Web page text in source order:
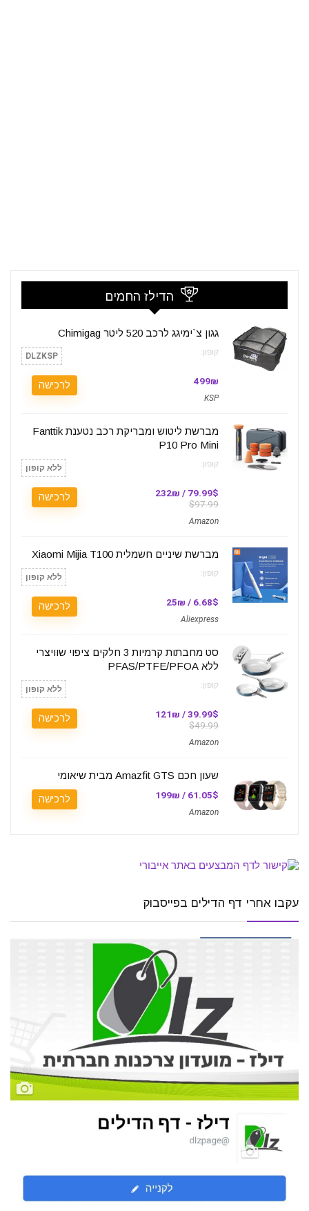
הדילז החמים
גגון צ`ימיגג לרכב 520 ליטר Chimigag
קופון: DLZKSP
499₪
KSP
לרכישה
מברשת ליטוש ומבריקת רכב נטענת Fanttik
P10 Pro Mini
קופון: ללא קופון
79.99$ / 232₪
$97.99
Amazon
לרכישה
מברשת שיניים חשמלית Xiaomi Mijia T100
קופון: ללא קופון
6.68$ / 25₪
Aliexpress
לרכישה
סט מחבתות קרמיות 3 חלקים ציפוי שוויצרי
ללא PFAS/PTFE/PFOA
קופון: ללא קופון
39.99$ / 121₪
$49.99
Amazon
לרכישה
שעון חכם Amazfit GTS מבית שיאומי
61.05$ / 199₪
Amazon
לרכישה
עקבו אחרי דף הדילים בפייסבוק